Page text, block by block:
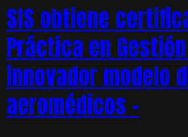
SIS obtiene
Práctica en
innovador modelo
aeromédicos –